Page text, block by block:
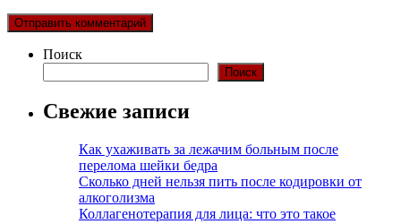
Поиск
Поиск
Свежие записи
Как ухаживать за лежачим больным после
перелома шейки бедра
Сколько дней нельзя пить после кодировки от
алкоголизма
Коллагенотерапия для лица: что это такое